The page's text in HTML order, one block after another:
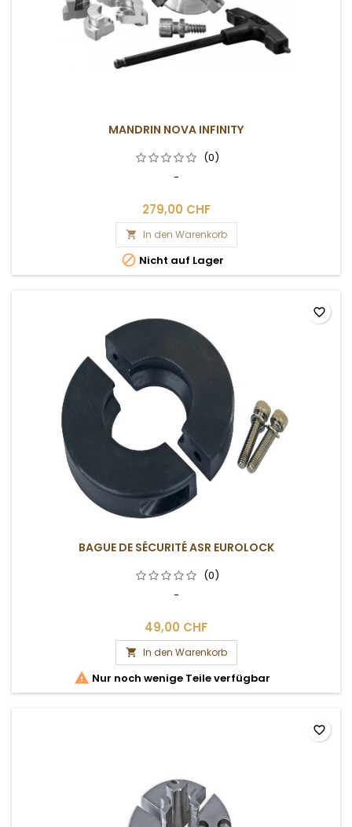
MANDRIN NOVA INFINITY
(0)
-
279,00 CHF
 In den Warenkorb
 Nicht auf Lager
BAGUE DE SÉCURITÉ ASR EUROLOCK
(0)
-
49,00 CHF
 In den Warenkorb
 Nur noch wenige Teile verfügbar
favorite_border
favorite_border